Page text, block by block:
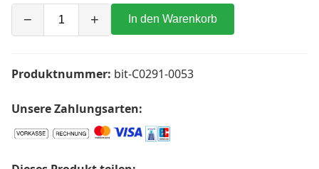
− + In den Warenkorb
Produktnummer: bit-C0291-0053
Unsere Zahlungsarten: